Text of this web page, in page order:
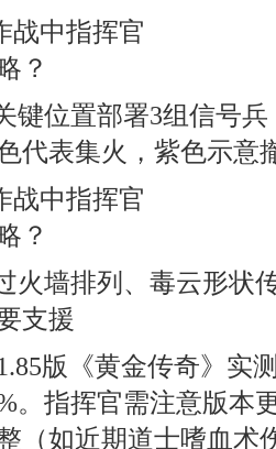
键位置部署3组信号
代表集火，紫色示意
火墙排列、毒云形状
支援
版《黄金传奇》实
。指挥官需注意版本
（如近期道士嗜血术